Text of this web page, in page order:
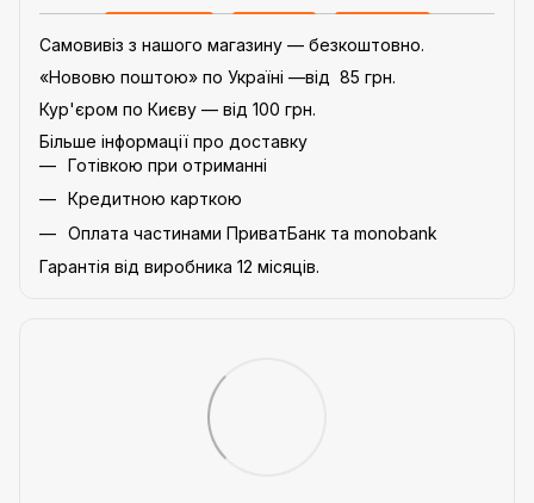
Самовивіз з нашого магазину — безкоштовно.
«Нововю поштою» по Україні —від 85 грн.
Кур'єром по Києву — від 100 грн.
Більше інформації про доставку
Готівкою при отриманні
Кредитною карткою
Оплата частинами ПриватБанк та monobank
Гарантія від виробника 12 місяців.